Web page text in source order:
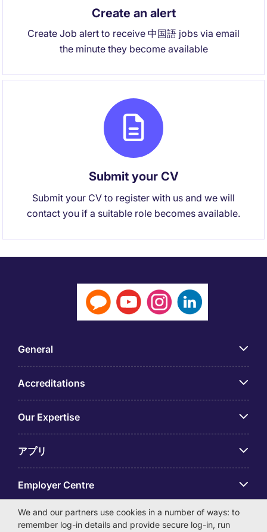
Create an alert
Create Job alert to receive 中国語 jobs via email
the minute they become available
Submit your CV
Submit your CV to register with us and we will
contact you if a suitable role becomes available.
General
Accreditations
Our Expertise
アプリ
Employer Centre
We and our partners use cookies in a number of ways: to
remember log-in details and provide secure log-in, run